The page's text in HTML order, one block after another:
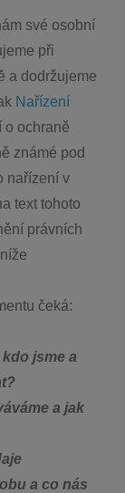
své osobní
při
a dodržujeme
Nařízení
o ochraně
známé pod
nařízení v
text tohoto
právních
čeká:
jsme a
a jak
a co nás